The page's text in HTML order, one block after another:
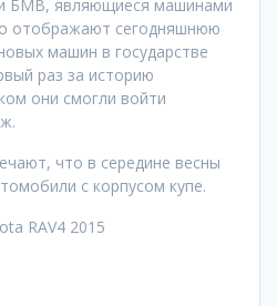
БМВ, являющиеся машинами
отображают сегодняшнюю
машин в государстве
раз за историю
они смогли войти
что в середине весны
с корпусом купе.